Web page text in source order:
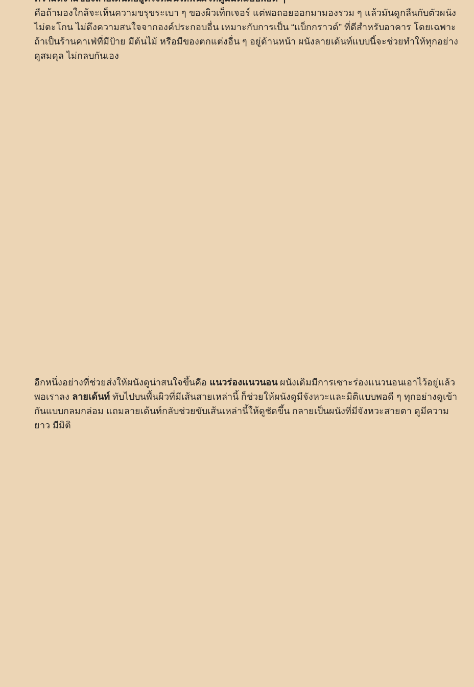
คือถ้ามองใกล้จะเห็นความขรุขระเบา ๆ ของผิวเท็กเจอร์ แต่พอถอยออกมามองรวม ๆ แล้วมันดูกลืนกับตัวผนัง
ไม่ตะโกน ไม่ดึงความสนใจจากองค์ประกอบอื่น เหมาะกับการเป็น “แบ็กกราวด์” ที่ดีสำหรับอาคาร โดยเฉพาะ
ถ้าเป็นร้านคาเฟ่ที่มีป้าย มีต้นไม้ หรือมีของตกแต่งอื่น ๆ อยู่ด้านหน้า ผนังลายเด้นท์แบบนี้จะช่วยทำให้ทุกอย่าง
ดูสมดุล ไม่กลบกันเอง
อีกหนึ่งอย่างที่ช่วยส่งให้ผนังดูน่าสนใจขึ้นคือ แนวร่องแนวนอนผนังเดิมมีการเซาะร่องแนวนอนเอาไว้อยู่แล้ว
พอเราลง ลายเด้นท์ ทับไปบนพื้นผิวที่มีเส้นสายเหล่านี้ ก็ช่วยให้ผนังดูมีจังหวะและมิติแบบพอดี ๆ ทุกอย่างดูเข้า
กันแบบกลมกล่อม แถมลายเด้นท์กลับช่วยขับเส้นเหล่านี้ให้ดูชัดขึ้น กลายเป็นผนังที่มีจังหวะสายตา ดูมีความ
ยาว มีมิติ